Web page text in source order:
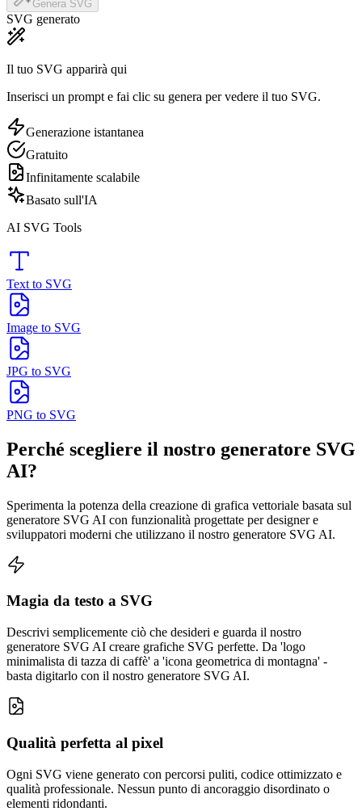
Genera SVG
SVG generato
Il tuo SVG apparirà qui
Inserisci un prompt e fai clic su genera per vedere il tuo SVG.
Generazione istantanea
Gratuito
Infinitamente scalabile
Basato sull'IA
AI SVG Tools
Text to SVG
Image to SVG
JPG to SVG
PNG to SVG
Perché scegliere il nostro generatore SVG
AI?
Sperimenta la potenza della creazione di grafica vettoriale basata sul
generatore SVG AI con funzionalità progettate per designer e
sviluppatori moderni che utilizzano il nostro generatore SVG AI.
Magia da testo a SVG
Descrivi semplicemente ciò che desideri e guarda il nostro
generatore SVG AI creare grafiche SVG perfette. Da 'logo
minimalista di tazza di caffè' a 'icona geometrica di montagna' -
basta digitarlo con il nostro generatore SVG AI.
Qualità perfetta al pixel
Ogni SVG viene generato con percorsi puliti, codice ottimizzato e
qualità professionale. Nessun punto di ancoraggio disordinato o
elementi ridondanti.